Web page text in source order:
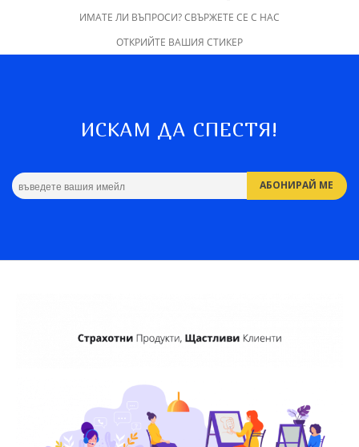
ИМАТЕ ЛИ ВЪПРОСИ? СВЪРЖЕТЕ СЕ С НАС
ОТКРИЙТЕ ВАШИЯ СТИКЕР
ИСКАМ ДА СПЕСТЯ!